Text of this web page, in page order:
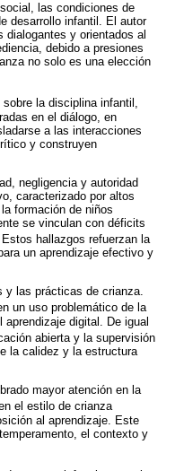
las condiciones de
desarrollo infantil. El autor
y orientados al
debido a presiones
no solo es una elección
la disciplina infantil,
en el diálogo, en
a las interacciones
y construyen
negligencia y autoridad
caracterizado por altos
formación de niños
se vinculan con déficits
hallazgos refuerzan la
un aprendizaje efectivo y
y las prácticas de crianza.
un uso problemático de la
digital. De igual
abierta y la supervisión
la calidez y la estructura
mayor atención en la
el estilo de crianza
al aprendizaje. Este
el contexto y